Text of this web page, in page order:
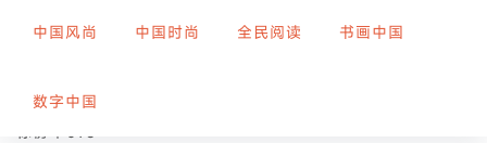
中国风尚 中国时尚 全民阅读 书画中国
数字中国
指导教师：
标榜平076